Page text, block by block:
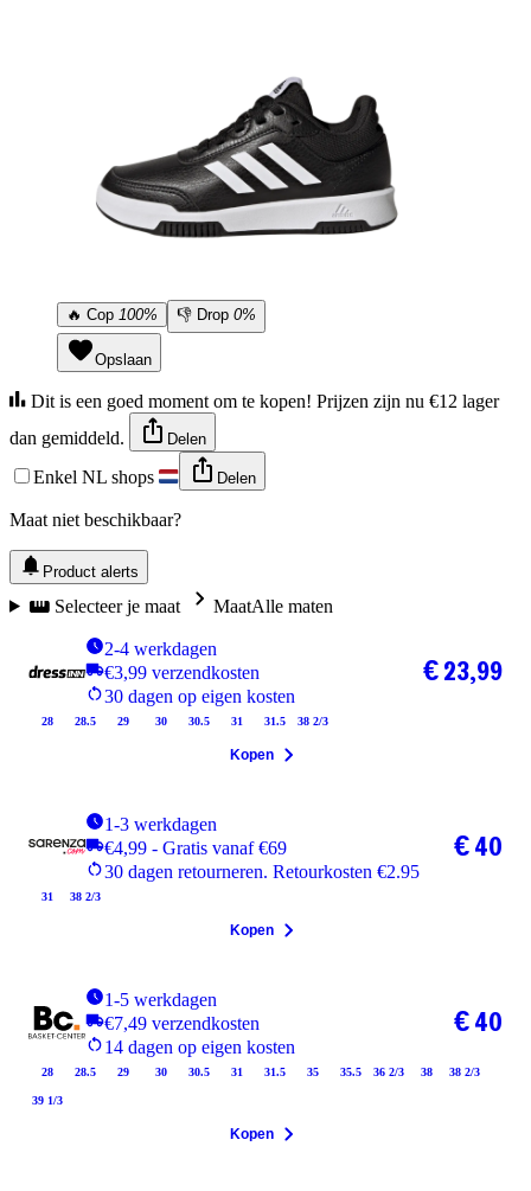
🔥 Cop 100% 👎 Drop 0%
Opslaan
Dit is een goed moment om te kopen! Prijzen zijn nu €12 lager
dan gemiddeld.
Delen
Enkel NL shops Delen
Maat niet beschikbaar?
Product alerts
Selecteer je maat MaatAlle maten
2-4 werkdagen
€3,99 verzendkosten
30 dagen op eigen kosten
28 28.5 29 30 30.5 31 31.5 38 2/3
€ 23,99
Kopen
1-3 werkdagen
€4,99 - Gratis vanaf €69
30 dagen retourneren. Retourkosten €2.95
31 38 2/3
€ 40
Kopen
1-5 werkdagen
€7,49 verzendkosten
14 dagen op eigen kosten
28 28.5 29 30 30.5 31 31.5 35 35.5 36 2/3 38 38 2/3
39 1/3
€ 40
Kopen